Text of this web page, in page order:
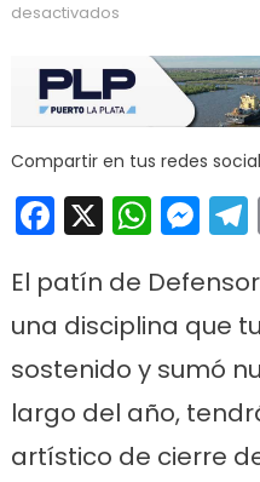
desactivados
Compartir en tus redes
Facebook
X
El patín de
una disciplina que
sostenido y sumó
largo del año,
artístico de cierre